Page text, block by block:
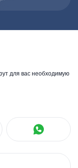
для вас необходимую